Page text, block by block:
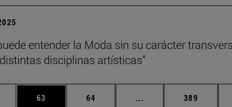
entender la Moda sin su carácter
disciplinas artísticas”
Use TAB para desplazarse.
Página
63 Página
64 ... Páginas intermedias
Página
389